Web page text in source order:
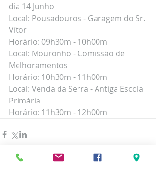
dia 14 Junho
Local: Pousadouros - Garagem do Sr.
Vítor
Horário: 09h30m - 10h00m
Local: Mouronho - Comissão de
Melhoramentos
Horário: 10h30m - 11h00m
Local: Venda da Serra - Antiga Escola
Primária
Horário: 11h30m - 12h00m